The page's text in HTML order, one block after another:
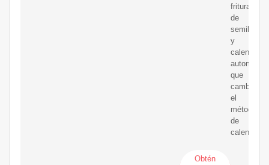
fritura
de
semillas
y
automático
que
cambia
el
método
de
Obtén